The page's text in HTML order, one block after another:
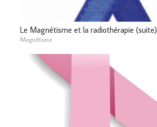
Le Magnétisme et la radiothérapie (suite)
Magnétisme